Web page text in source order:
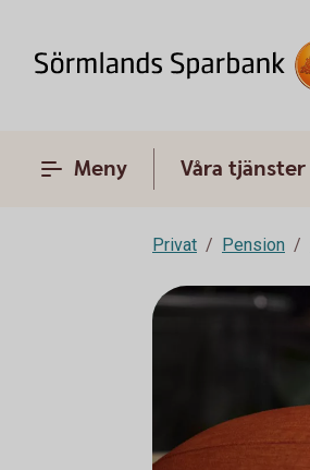
Meny Våra tjänster
Privat Pension